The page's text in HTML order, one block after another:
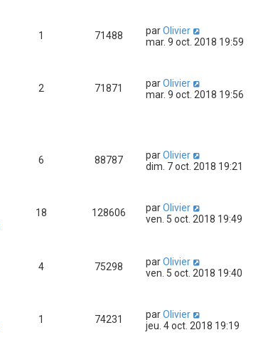
1 71488 parOlivier
mar. 9 oct. 2018 19:59
2 71871 parOlivier
mar. 9 oct. 2018 19:56
6 88787 parOlivier
dim. 7 oct. 2018 19:21
18 128606 parOlivier
ven. 5 oct. 2018 19:49
4 75298 parOlivier
ven. 5 oct. 2018 19:40
1 74231 parOlivier
jeu. 4 oct. 2018 19:19